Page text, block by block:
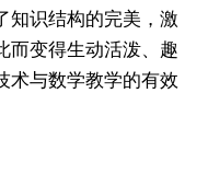
知识结构的完美，激
而变得生动活泼、趣
术与数学教学的有效